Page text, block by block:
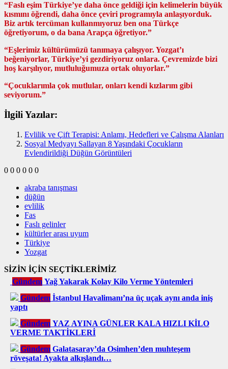
“Faslı eşim Türkiye’ye daha önce geldiği için kelimelerin büyük
kısmını öğrendi, daha önce çeviri programıyla anlaşıyorduk.
Biz artık tercüman kullanmıyoruz ben ona Türkçe
öğretiyorum, o da bana Arapça öğretiyor.”
“Eşlerimiz kültürümüzü tanımaya çalışıyor. Yozgat’ı
beğeniyorlar, Türkiye’yi gezdiriyoruz onlara. Çevremizde bizi
hoş karşılıyor, mutluluğumuza ortak oluyorlar.”
“Çocuklarımla çok mutlular, onları kendi kızlarım gibi
seviyorum.”
İlgili Yazılar:
Evlilik ve Çift Terapisi: Anlamı, Hedefleri ve Çalışma Alanları
Sosyal Medyayı Sallayan 8 Yaşındaki Çocukların
Evlendirildiği Düğün Görüntüleri
0 0 0 0 0 0
akraba tanışması
düğün
evlilik
Fas
Faslı gelinler
kültürler arası uyum
Türkiye
Yozgat
SİZİN İÇİN SEÇTİKLERİMİZ
Gündem Yağ Yakarak Kolay Kilo Verme Yöntemleri
Gündem İstanbul Havalimanı’na üç uçak aynı anda iniş
yaptı
Gündem YAZ AYINA GÜNLER KALA HIZLI KİLO
VERME TAKTİKLERİ
Gündem Galatasaray’da Osimhen’den muhteşem
röveşata! Ayakta alkışlandı…